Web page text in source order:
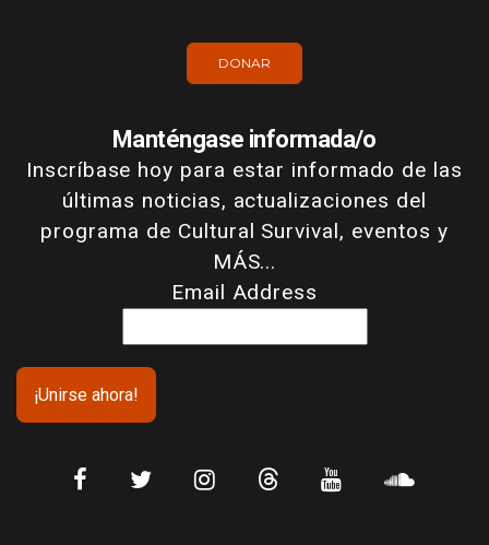
DONAR
Manténgase informada/o
Inscríbase hoy para estar informado de las
últimas noticias, actualizaciones del
programa de Cultural Survival, eventos y
MÁS...
Email Address